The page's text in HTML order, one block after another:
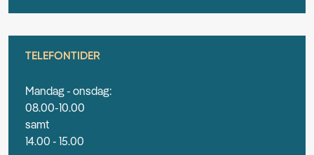
TELEFONTIDER
Mandag - onsdag:
08.00-10.00
samt
14.00 - 15.00